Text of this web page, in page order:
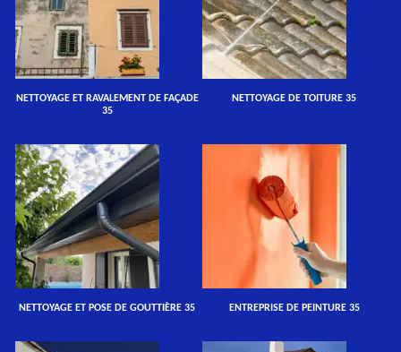
NETTOYAGE ET RAVALEMENT DE FAÇADE
35
NETTOYAGE DE TOITURE 35
NETTOYAGE ET POSE DE GOUTTIÈRE 35 ENTREPRISE DE PEINTURE 35